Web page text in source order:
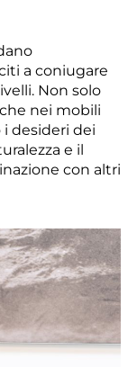
a coniugare
Non solo
nei mobili
desideri dei
e il
con altri